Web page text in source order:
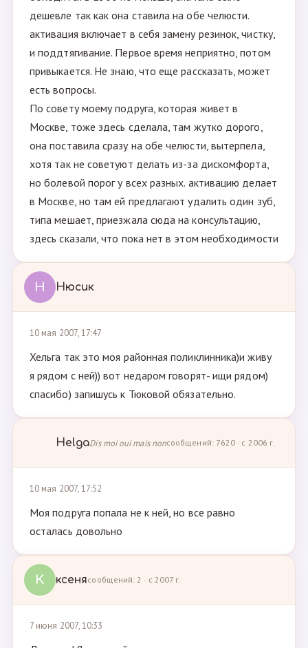
дешевле так как она ставила на обе челюсти.
активация включает в себя замену резинок, чистку,
и поддтягивание. Первое время неприятно, потом
привыкается. Не знаю, что еще рассказать, может
есть вопросы.
По совету моему подруга, которая живет в
Москве, тоже здесь сделала, там жутко дорого,
она поставила сразу на обе челюсти, вытерпела,
хотя так не советуют делать из-за дискомфорта,
но болевой порог у всех разных. активацию делает
в Москве, но там ей предлагают удалить один зуб,
типа мешает, приезжала сюда на консультацию,
здесь сказали, что пока нет в этом необходимости
Н Нюсик
10 мая 2007, 17:47
Хельга так это моя районная поликлинника)и живу
я рядом с ней)) вот недаром говорят- ищи рядом)
спасибо) запишусь к Тюковой обязательно.
HelgaDis moi oui mais nonсообщений: 7620 · с 2006 г.
10 мая 2007, 17:52
Моя подруга попала не к ней, но все равно
осталась довольно
К ксенясообщений: 2 · с 2007 г.
7 июня 2007, 10:33